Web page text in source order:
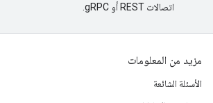
اتصالات REST أو gRPC.
مزيد من المعلومات
الأسئلة الشائعة